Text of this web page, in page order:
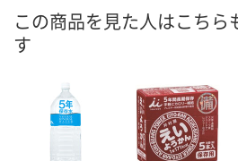
お届け日 8月12日（水） 8月12
カゴへ
数量
この商品を見た人はこちら
す